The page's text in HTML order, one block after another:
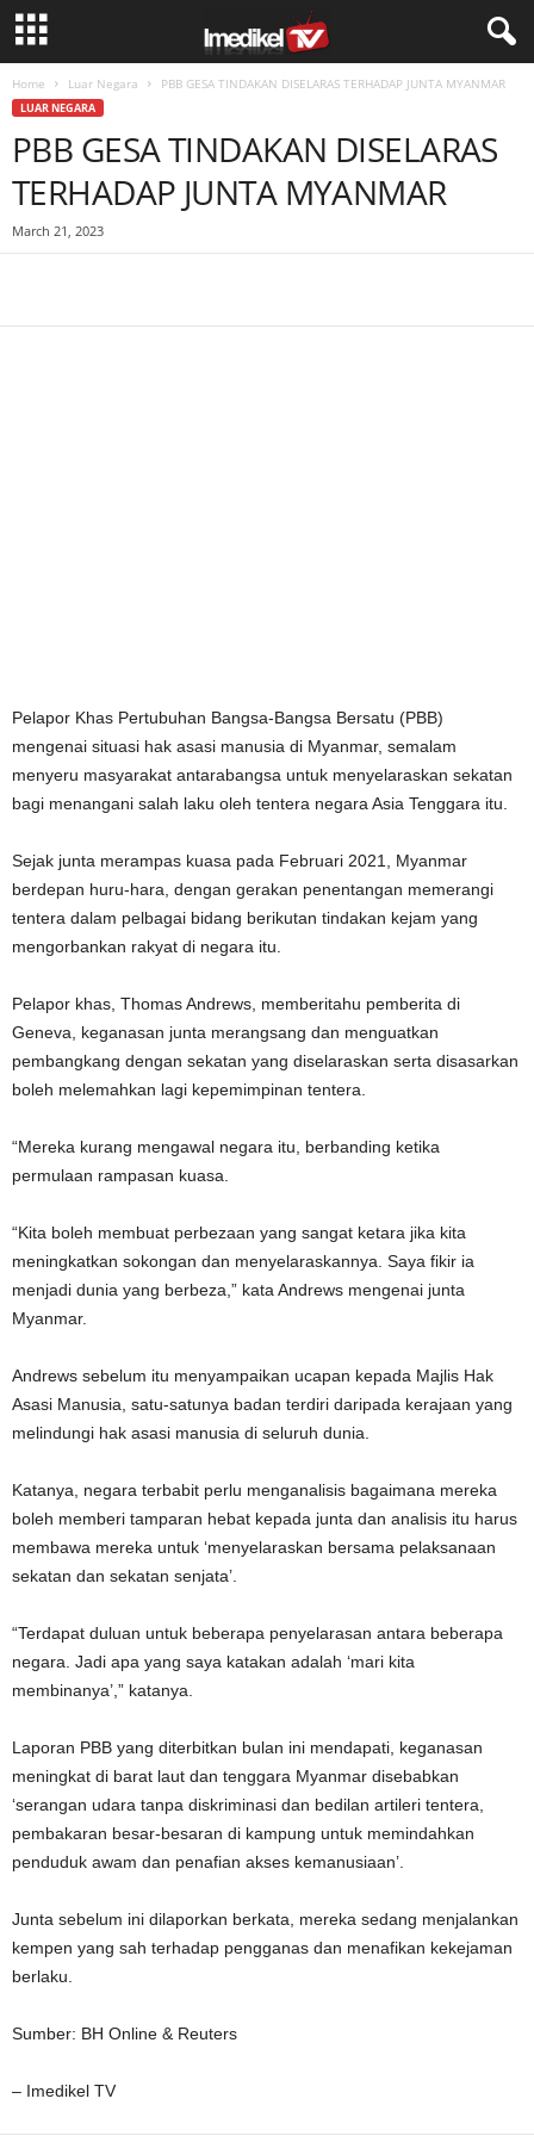
Home Luar Negara PBB GESA TINDAKAN DISELARAS TERHADAP JUNTA MYANMAR
LUAR NEGARA
PBB GESA TINDAKAN DISELARAS
TERHADAP JUNTA MYANMAR
March 21, 2023
Pelapor Khas Pertubuhan Bangsa-Bangsa Bersatu (PBB)
mengenai situasi hak asasi manusia di Myanmar, semalam
menyeru masyarakat antarabangsa untuk menyelaraskan sekatan
bagi menangani salah laku oleh tentera negara Asia Tenggara itu.
Sejak junta merampas kuasa pada Februari 2021, Myanmar
berdepan huru-hara, dengan gerakan penentangan memerangi
tentera dalam pelbagai bidang berikutan tindakan kejam yang
mengorbankan rakyat di negara itu.
Pelapor khas, Thomas Andrews, memberitahu pemberita di
Geneva, keganasan junta merangsang dan menguatkan
pembangkang dengan sekatan yang diselaraskan serta disasarkan
boleh melemahkan lagi kepemimpinan tentera.
“Mereka kurang mengawal negara itu, berbanding ketika
permulaan rampasan kuasa.
“Kita boleh membuat perbezaan yang sangat ketara jika kita
meningkatkan sokongan dan menyelaraskannya. Saya fikir ia
menjadi dunia yang berbeza,” kata Andrews mengenai junta
Myanmar.
Andrews sebelum itu menyampaikan ucapan kepada Majlis Hak
Asasi Manusia, satu-satunya badan terdiri daripada kerajaan yang
melindungi hak asasi manusia di seluruh dunia.
Katanya, negara terbabit perlu menganalisis bagaimana mereka
boleh memberi tamparan hebat kepada junta dan analisis itu harus
membawa mereka untuk ‘menyelaraskan bersama pelaksanaan
sekatan dan sekatan senjata’.
“Terdapat duluan untuk beberapa penyelarasan antara beberapa
negara. Jadi apa yang saya katakan adalah ‘mari kita
membinanya’,” katanya.
Laporan PBB yang diterbitkan bulan ini mendapati, keganasan
meningkat di barat laut dan tenggara Myanmar disebabkan
‘serangan udara tanpa diskriminasi dan bedilan artileri tentera,
pembakaran besar-besaran di kampung untuk memindahkan
penduduk awam dan penafian akses kemanusiaan’.
Junta sebelum ini dilaporkan berkata, mereka sedang menjalankan
kempen yang sah terhadap pengganas dan menafikan kekejaman
berlaku.
Sumber: BH Online & Reuters
– Imedikel TV